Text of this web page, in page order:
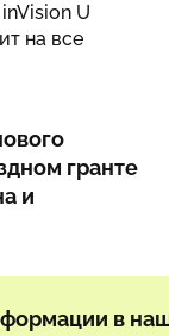
U
на все
гранте
и
в